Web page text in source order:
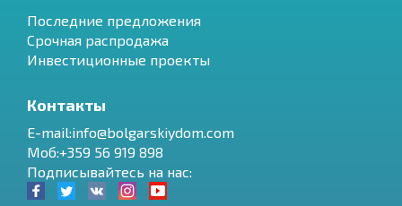
Последние предложения
Срочная распродажа
Инвестиционные проекты
Контакты
E-mail:info@bolgarskiydom.com
Моб:+359 56 919 898
Подписывайтесь на нас: